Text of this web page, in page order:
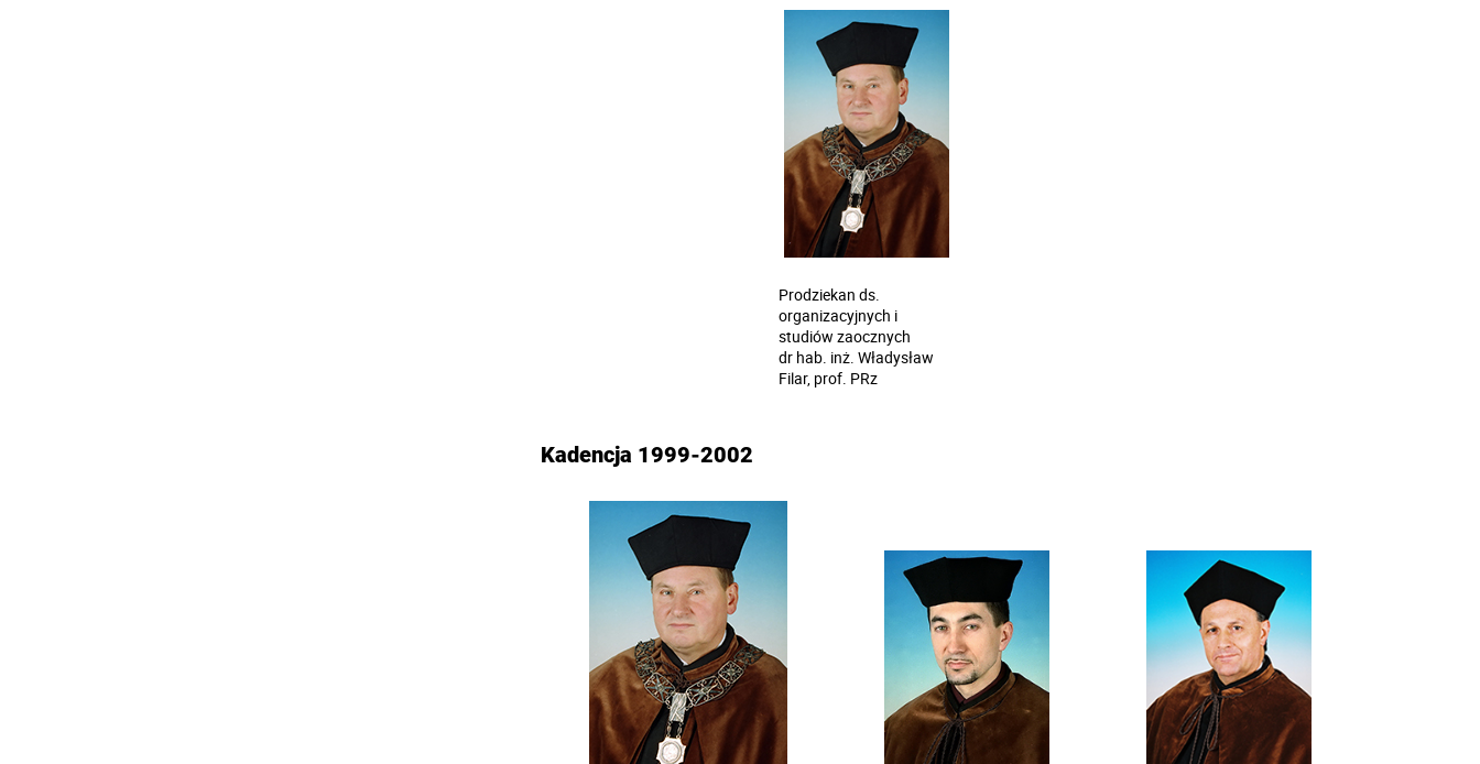
Prodziekan ds.
organizacyjnych i
studiów zaocznych
dr hab. inż. Władysław
Filar, prof. PRz
Kadencja 1999-2002